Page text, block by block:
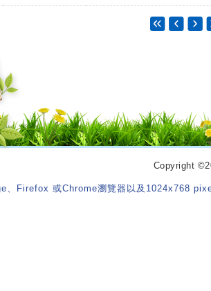
Copyright
、Firefox 或Chrome瀏覽器以及1024x768